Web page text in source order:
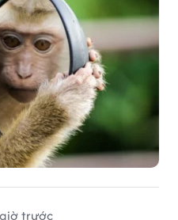
trước